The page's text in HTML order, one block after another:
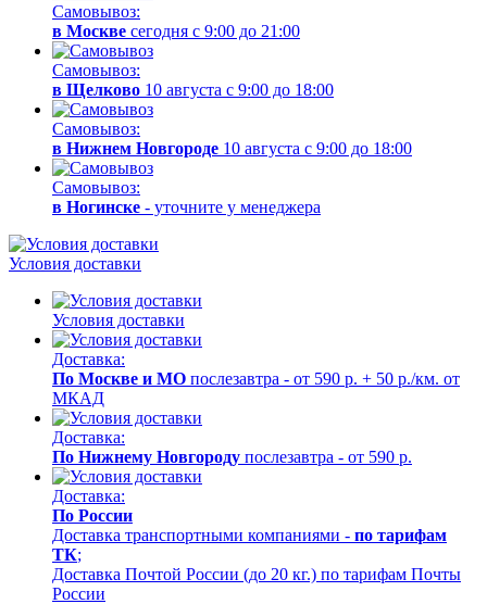
Самовывоз:
в Москве сегодня с 9:00 до 21:00
Самовывоз:
в Щелково 10 августа с 9:00 до 18:00
Самовывоз:
в Нижнем Новгороде 10 августа с 9:00 до 18:00
Самовывоз:
в Ногинске - уточните у менеджера
Условия доставки
Условия доставки
Доставка:
По Москве и МО послезавтра - от 590 р. + 50 р./км. от
МКАД
Доставка:
По Нижнему Новгороду послезавтра - от 590 р.
Доставка:
По России
Доставка транспортными компаниями - по тарифам
ТК;
Доставка Почтой России (до 20 кг.) по тарифам Почты
России